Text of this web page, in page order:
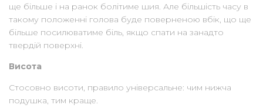
ще більше і на ранок болітиме шия. Але більшість часу в
такому положенні голова буде поверненою вбік, що ще
більше посилюватиме біль, якщо спати на занадто
твердій поверхні.
Висота
Стосовно висоти, правило універсальне: чим нижча
подушка, тим краще.